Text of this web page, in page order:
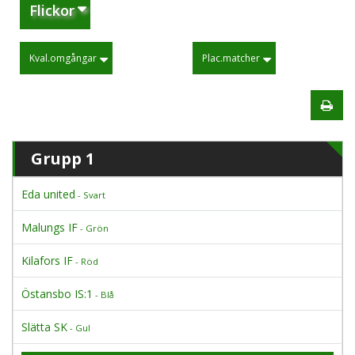
Flickor
Kval.omgångar Plac.matcher
Grupp 1
Eda united - Svart
Malungs IF - Grön
Kilafors IF - Röd
Östansbo IS:1 - Blå
Slätta SK - Gul